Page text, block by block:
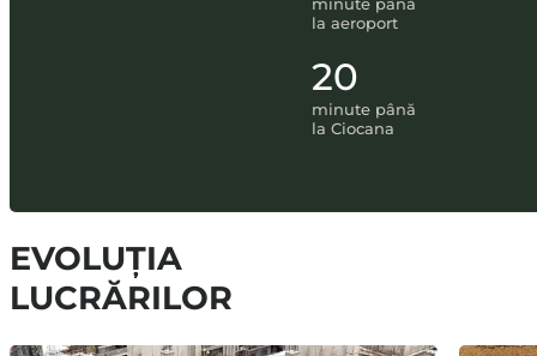
la aeroport
20
minute până
la Ciocana
EVOLUȚIA
LUCRĂRILOR